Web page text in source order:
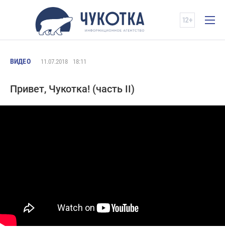
ВИДЕО 11.07.2018 18:11
Привет, Чукотка! (часть II)